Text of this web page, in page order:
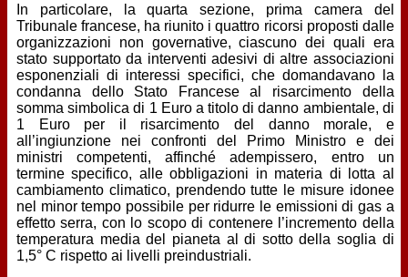
In particolare, la quarta sezione, prima camera del
Tribunale francese, ha riunito i quattro ricorsi proposti dalle
organizzazioni non governative, ciascuno dei quali era
stato supportato da interventi adesivi di altre associazioni
esponenziali di interessi specifici, che domandavano la
condanna dello Stato Francese al risarcimento della
somma simbolica di 1 Euro a titolo di danno ambientale, di
1 Euro per il risarcimento del danno morale, e
all’ingiunzione nei confronti del Primo Ministro e dei
ministri competenti, affinché adempissero, entro un
termine specifico, alle obbligazioni in materia di lotta al
cambiamento climatico, prendendo tutte le misure idonee
nel minor tempo possibile per ridurre le emissioni di gas a
effetto serra, con lo scopo di contenere l’incremento della
temperatura media del pianeta al di sotto della soglia di
1,5° C rispetto ai livelli preindustriali.